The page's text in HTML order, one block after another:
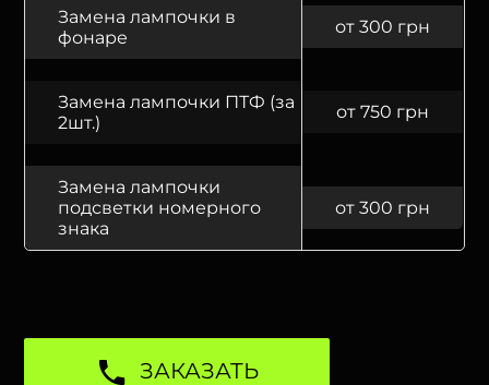
Замена лампочки в
фонаре
от 300 грн
Замена лампочки ПТФ (за
2шт.)
от 750 грн
Замена лампочки
подсветки номерного
знака
от 300 грн
ЗАКАЗАТЬ